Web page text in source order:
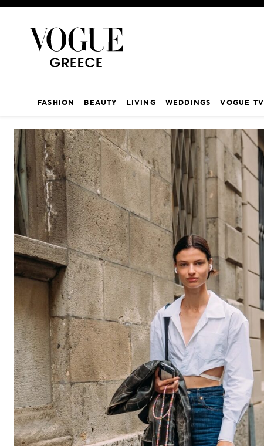
FASHION BEAUTY LIVING WEDDINGS VOGUE TV